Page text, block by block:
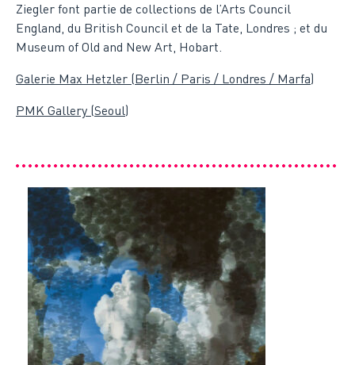
Ziegler font partie de collections de l’Arts Council
England, du British Council et de la Tate, Londres ; et du
Museum of Old and New Art, Hobart.
Galerie Max Hetzler (Berlin / Paris / Londres / Marfa)
PMK Gallery (Seoul)